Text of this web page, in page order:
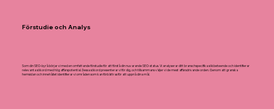
Förstudie och Analys
Som din SEO-byrå börjar vi med en omfattande förstudie för att förstå din nuvarande SEO-status. Vi analyserar ditt branschspecifika sökbeteende och identifierar
relevanta sökord med hög affärspotential. Dessa sökord presenterar vi för dig, och tillsammans väljer vi de mest affärsdrivande orden. Genom att granska
hemsidan och innehållet identifierar vi områden som kan förbättras för att uppnå dina mål.